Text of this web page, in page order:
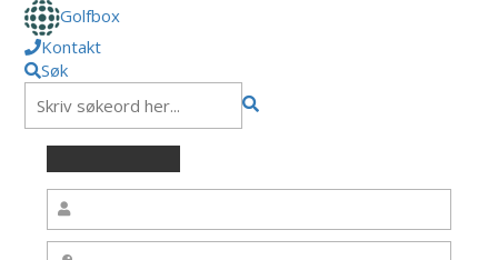
Golfbox
Kontakt
Søk